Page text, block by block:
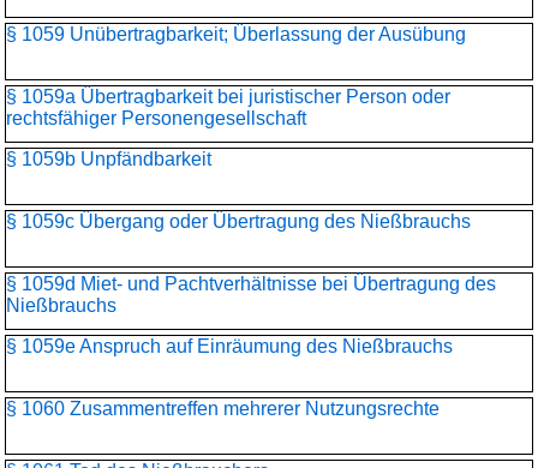
§ 1059 Unübertragbarkeit; Überlassung der Ausübung
§ 1059a Übertragbarkeit bei juristischer Person oder
rechtsfähiger Personengesellschaft
§ 1059b Unpfändbarkeit
§ 1059c Übergang oder Übertragung des Nießbrauchs
§ 1059d Miet- und Pachtverhältnisse bei Übertragung des
Nießbrauchs
§ 1059e Anspruch auf Einräumung des Nießbrauchs
§ 1060 Zusammentreffen mehrerer Nutzungsrechte